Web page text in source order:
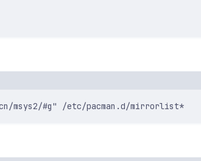
msys2/#g" /etc/pacman.d/mirrorlist*